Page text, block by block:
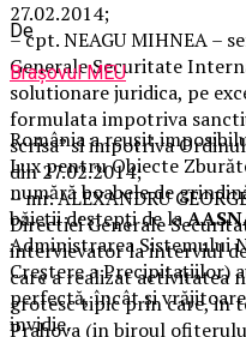
27.02.2014;
– cpt. NEAGU MIHNEA –
Generale Securitate
solutionare juridica, pe
formulata impotriva
scrisa” si impotriva
din 27.02.2014;
– mr. ALEXANDRU
Directiei Generale
intervievator la interviul
care a realizat activitatea
grotesc tipic prin care, in
Prahova (in biroul
De
Brașovul MEU
România a reușit
Lux pentru Obiecte
numără boabele de
băieții deștepți de la
Administrarea Sistemului
Creștere a Precipitațiilor)
perfectă, încât și
invidie.